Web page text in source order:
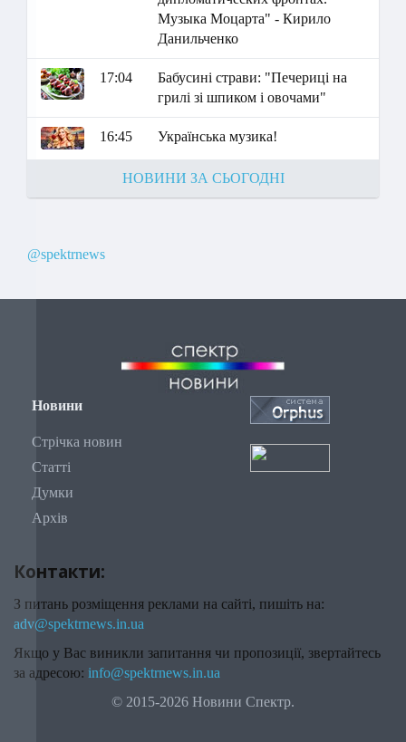
Музыка Моцарта" - Кирило
Данильченко
17:04
Бабусині страви: "Печериці на
грилі зі шпиком і овочами"
16:45 Українська музика!
НОВИНИ ЗА СЬОГОДНІ
@spektrnews
Новини
Стрічка новин
Статті
Думки
Архів
Контакти:
З питань розміщення реклами на сайті, пишіть на:
adv@spektrnews.in.ua
Якщо у Вас виникли запитання чи пропозиції, звертайтесь
за адресою: info@spektrnews.in.ua
© 2015-2026 Новини Спектр.